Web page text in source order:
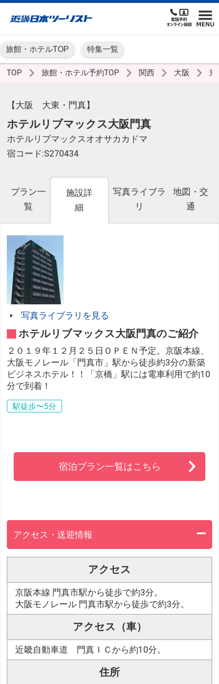
旅館・ホテルTOP 特集一覧
TOP 旅館・ホテル予約TOP 関西 大阪 東
【大阪 大東・門真】
ホテルリブマックス大阪門真
ホテルリブマックスオオサカカドマ
宿コード:S270434
プラン一
覧
施設詳
細
写真ライブラ
リ
地図・交
通
写真ライブラリを見る
ホテルリブマックス大阪門真のご紹介
２０１９年１２月２５日ＯＰＥＮ予定。京阪本線、
大阪モノレール「門真市」駅から徒歩約3分の新築
ビジネスホテル！！「京橋」駅には電車利用で約10
分で到着！
駅徒歩〜5分
宿泊プラン一覧はこちら
アクセス・送迎情報
アクセス
京阪本線 門真市駅から徒歩で約3分。
大阪モノレール 門真市駅から徒歩で約3分。
アクセス（車）
近畿自動車道 門真ＩＣから約10分。
住所